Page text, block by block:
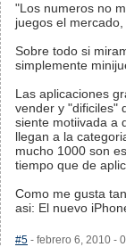
"Los numeros no
juegos el
Sobre todo si
simplemente
Las aplicaciones
vender y "dificiles"
siente motiivada a
llegan a la
mucho 1000 son
tiempo que de
Como me gusta
asi: El nuevo
#5 - febrero 6, 2010 -